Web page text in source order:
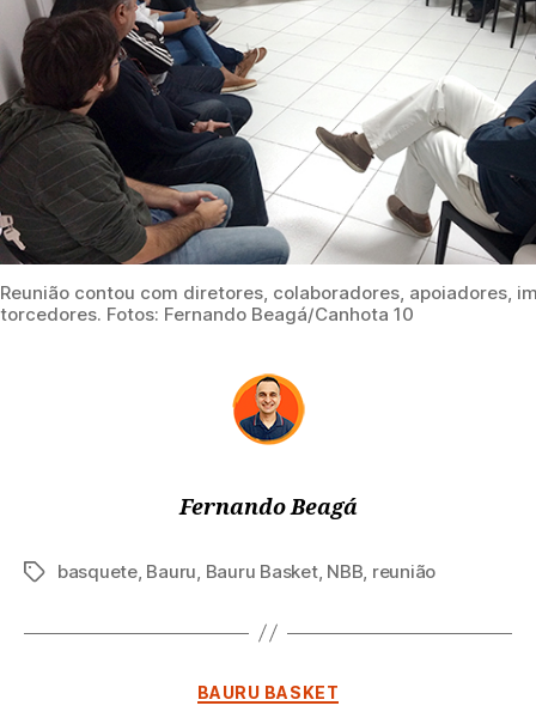
Reunião contou com diretores, colaboradores, apoiadores,
torcedores. Fotos: Fernando Beagá/Canhota 10
Fernando Beagá
Tagsbasquete, Bauru Bauru Basket, NBB reunião
Categorias
BAURU BASKET